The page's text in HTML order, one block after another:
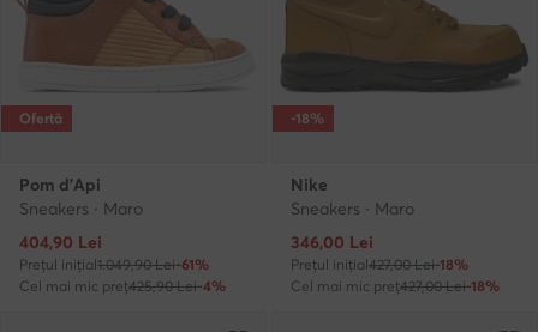
Ofertă
Pom d'Api
Sneakers · Maro
Prețul actual
404,90 Lei
Prețul inițial1.049,90 Lei-61%
Cel mai mic preț425,90 Lei-4%
-18%
Nike
Sneakers · Maro
Prețul actual
346,00 Lei
Prețul inițial427,00 Lei-18%
Cel mai mic preț427,00 Lei-18%